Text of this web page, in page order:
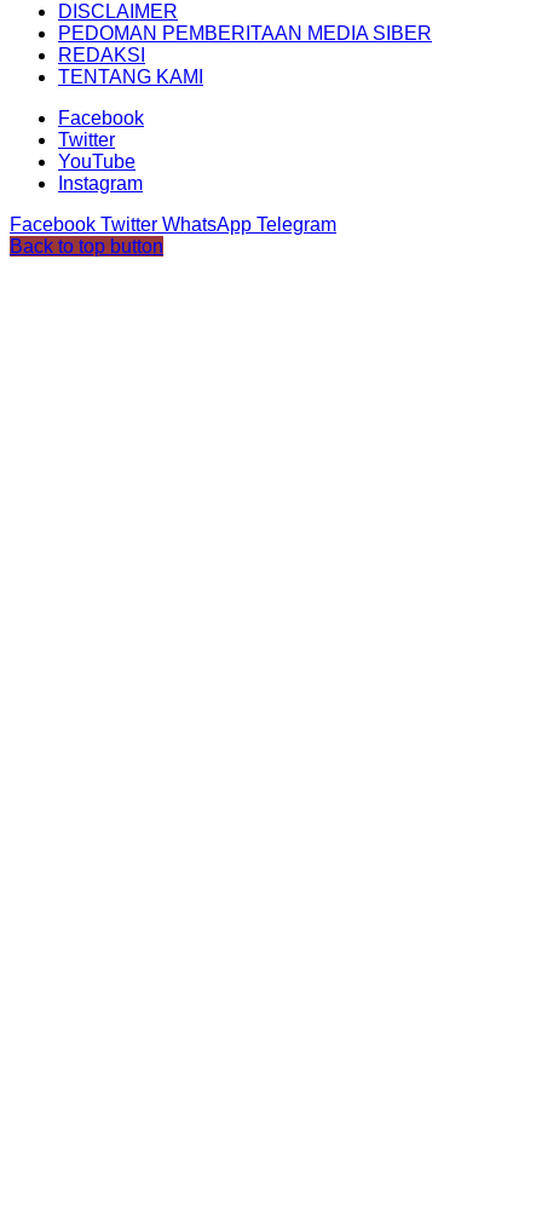
DISCLAIMER
PEDOMAN PEMBERITAAN MEDIA SIBER
REDAKSI
TENTANG KAMI
Facebook
Twitter
YouTube
Instagram
Facebook Twitter WhatsApp Telegram
Back to top button